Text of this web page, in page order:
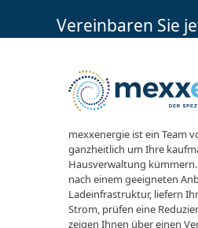
Vereinbaren Sie
mexxenergie ist ein Team
ganzheitlich um Ihre
Hausverwaltung
nach einem geeigneten
Ladeinfrastruktur, liefern
Strom, prüfen eine
zeigen Ihnen über einen